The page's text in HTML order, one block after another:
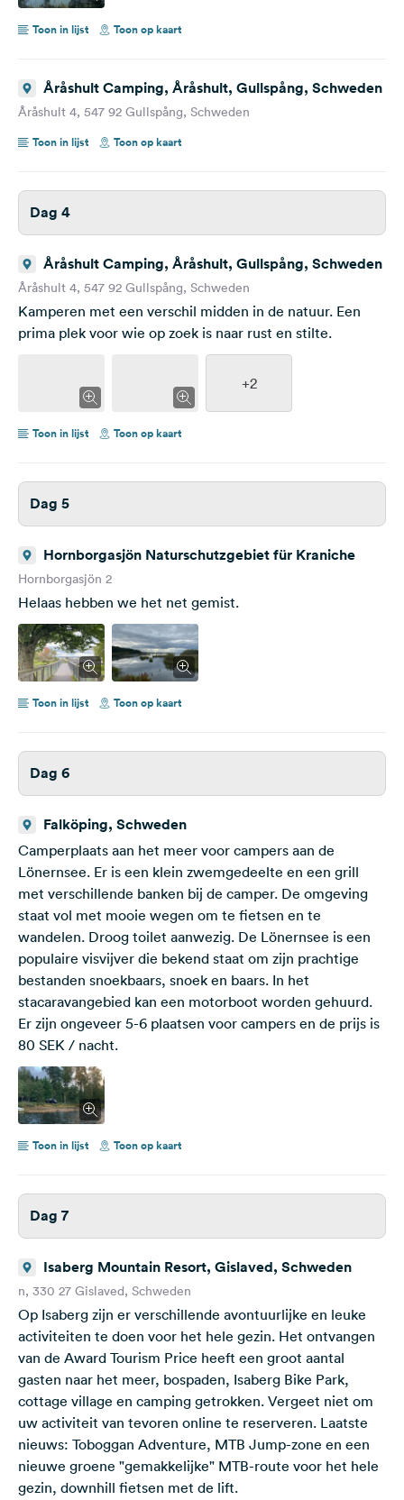
Toon in lijst Toon op kaart
Åråshult Camping, Åråshult, Gullspång, Schweden
Åråshult 4, 547 92 Gullspång, Schweden
Toon in lijst
Toon op kaart
Dag 4
Åråshult Camping, Åråshult, Gullspång, Schweden
Åråshult 4, 547 92 Gullspång, Schweden
Kamperen met een verschil midden in de natuur. Een
prima plek voor wie op zoek is naar rust en stilte.
+2
Toon in lijst Toon op kaart
Dag 5
Hornborgasjön Naturschutzgebiet für Kraniche
Hornborgasjön 2
Helaas hebben we het net gemist.
Toon in lijst Toon op kaart
Dag 6
Falköping, Schweden
Camperplaats aan het meer voor campers aan de
Lönernsee. Er is een klein zwemgedeelte en een grill
met verschillende banken bij de camper. De omgeving
staat vol met mooie wegen om te fietsen en te
wandelen. Droog toilet aanwezig. De Lönernsee is een
populaire visvijver die bekend staat om zijn prachtige
bestanden snoekbaars, snoek en baars. In het
stacaravangebied kan een motorboot worden gehuurd.
Er zijn ongeveer 5-6 plaatsen voor campers en de prijs is
80 SEK / nacht.
Toon in lijst Toon op kaart
Dag 7
Isaberg Mountain Resort, Gislaved, Schweden
n, 330 27 Gislaved, Schweden
Op Isaberg zijn er verschillende avontuurlijke en leuke
activiteiten te doen voor het hele gezin. Het ontvangen
van de Award Tourism Price heeft een groot aantal
gasten naar het meer, bospaden, Isaberg Bike Park,
cottage village en camping getrokken. Vergeet niet om
uw activiteit van tevoren online te reserveren. Laatste
nieuws: Toboggan Adventure, MTB Jump-zone en een
nieuwe groene "gemakkelijke" MTB-route voor het hele
gezin, downhill fietsen met de lift.